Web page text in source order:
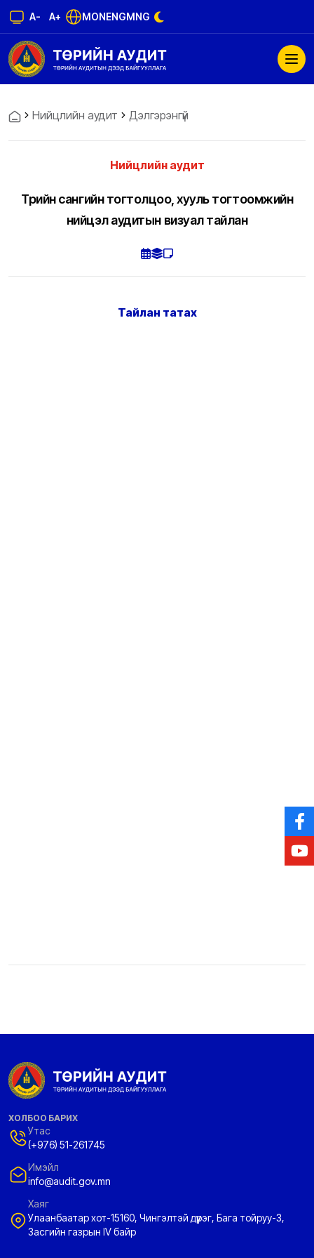
A- A+ MONENGMNG
Нийцлийн аудит Дэлгэрэнгүй
Нийцлийн аудит
Төрийн сангийн тогтолцоо, хууль тогтоомжийн
нийцэл аудитын визуал тайлан
Тайлан татах
ХОЛБОО БАРИХ
Утас
(+976) 51-261745
Имэйл
info@audit.gov.mn
Хаяг
Улаанбаатар хот-15160, Чингэлтэй дүүрэг, Бага тойруу-3,
Засгийн газрын IV байр